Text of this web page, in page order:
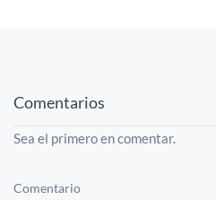
Comentarios
Sea el primero en comentar.
Comentario